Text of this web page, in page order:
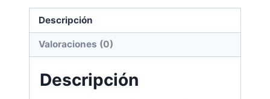
cantidad
Descripción
Valoraciones (0)
Descripción